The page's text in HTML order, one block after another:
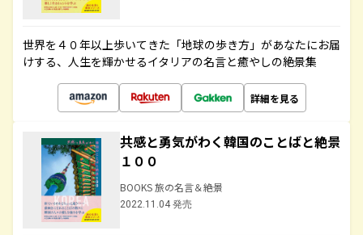
世界を４０年以上歩いてきた「地球の歩き方」があなたにお届
けする、人生を輝かせるイタリアの名言と癒やしの絶景集
詳細を見る
共感と勇気がわく韓国のことばと絶景
１００
BOOKS 旅の名言＆絶景
2022.11.04 発売